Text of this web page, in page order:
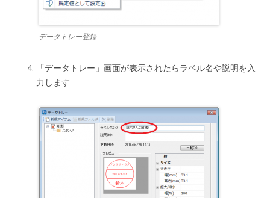
データトレー登録
「データトレー」画面が表示されたらラベル名や説明を入
力します